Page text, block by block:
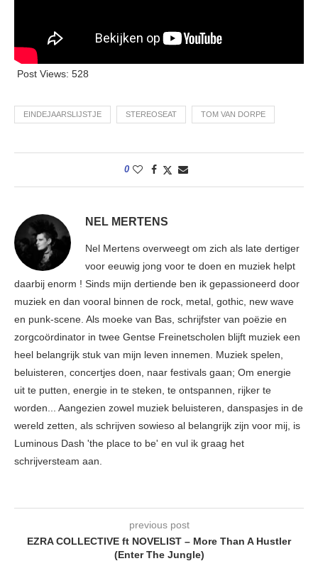
Post Views: 528
EINDEJAARSLIJSTJE STEREOSEAT TOM VAN DORPE
0
NEL MERTENS
Nel Mertens overweegt om zich als late dertiger
voor eeuwig jong voor te doen en muziek helpt
daarbij enorm ! Sinds mijn dertiende ben ik gepassioneerd door
muziek en dan vooral binnen de rock, metal, gothic, new wave
en punk-scene. Als moeke van Bas, schrijfster van poëzie en
zorgcoördinator in twee Gentse Freinetscholen blijft muziek een
heel belangrijk stuk van mijn leven innemen. Muziek spelen,
beluisteren, concertjes doen, naar festivals gaan; Om energie
uit te putten, energie in te steken, te ontspannen, rijker te
worden... Aangezien zowel muziek beluisteren, danspasjes in de
wereld zetten, als schrijven sowieso al belangrijk zijn voor mij, is
Luminous Dash 'the place to be' en vul ik graag het
schrijversteam aan.
previous post
EZRA COLLECTIVE ft NOVELIST – More Than A Hustler
(Enter The Jungle)